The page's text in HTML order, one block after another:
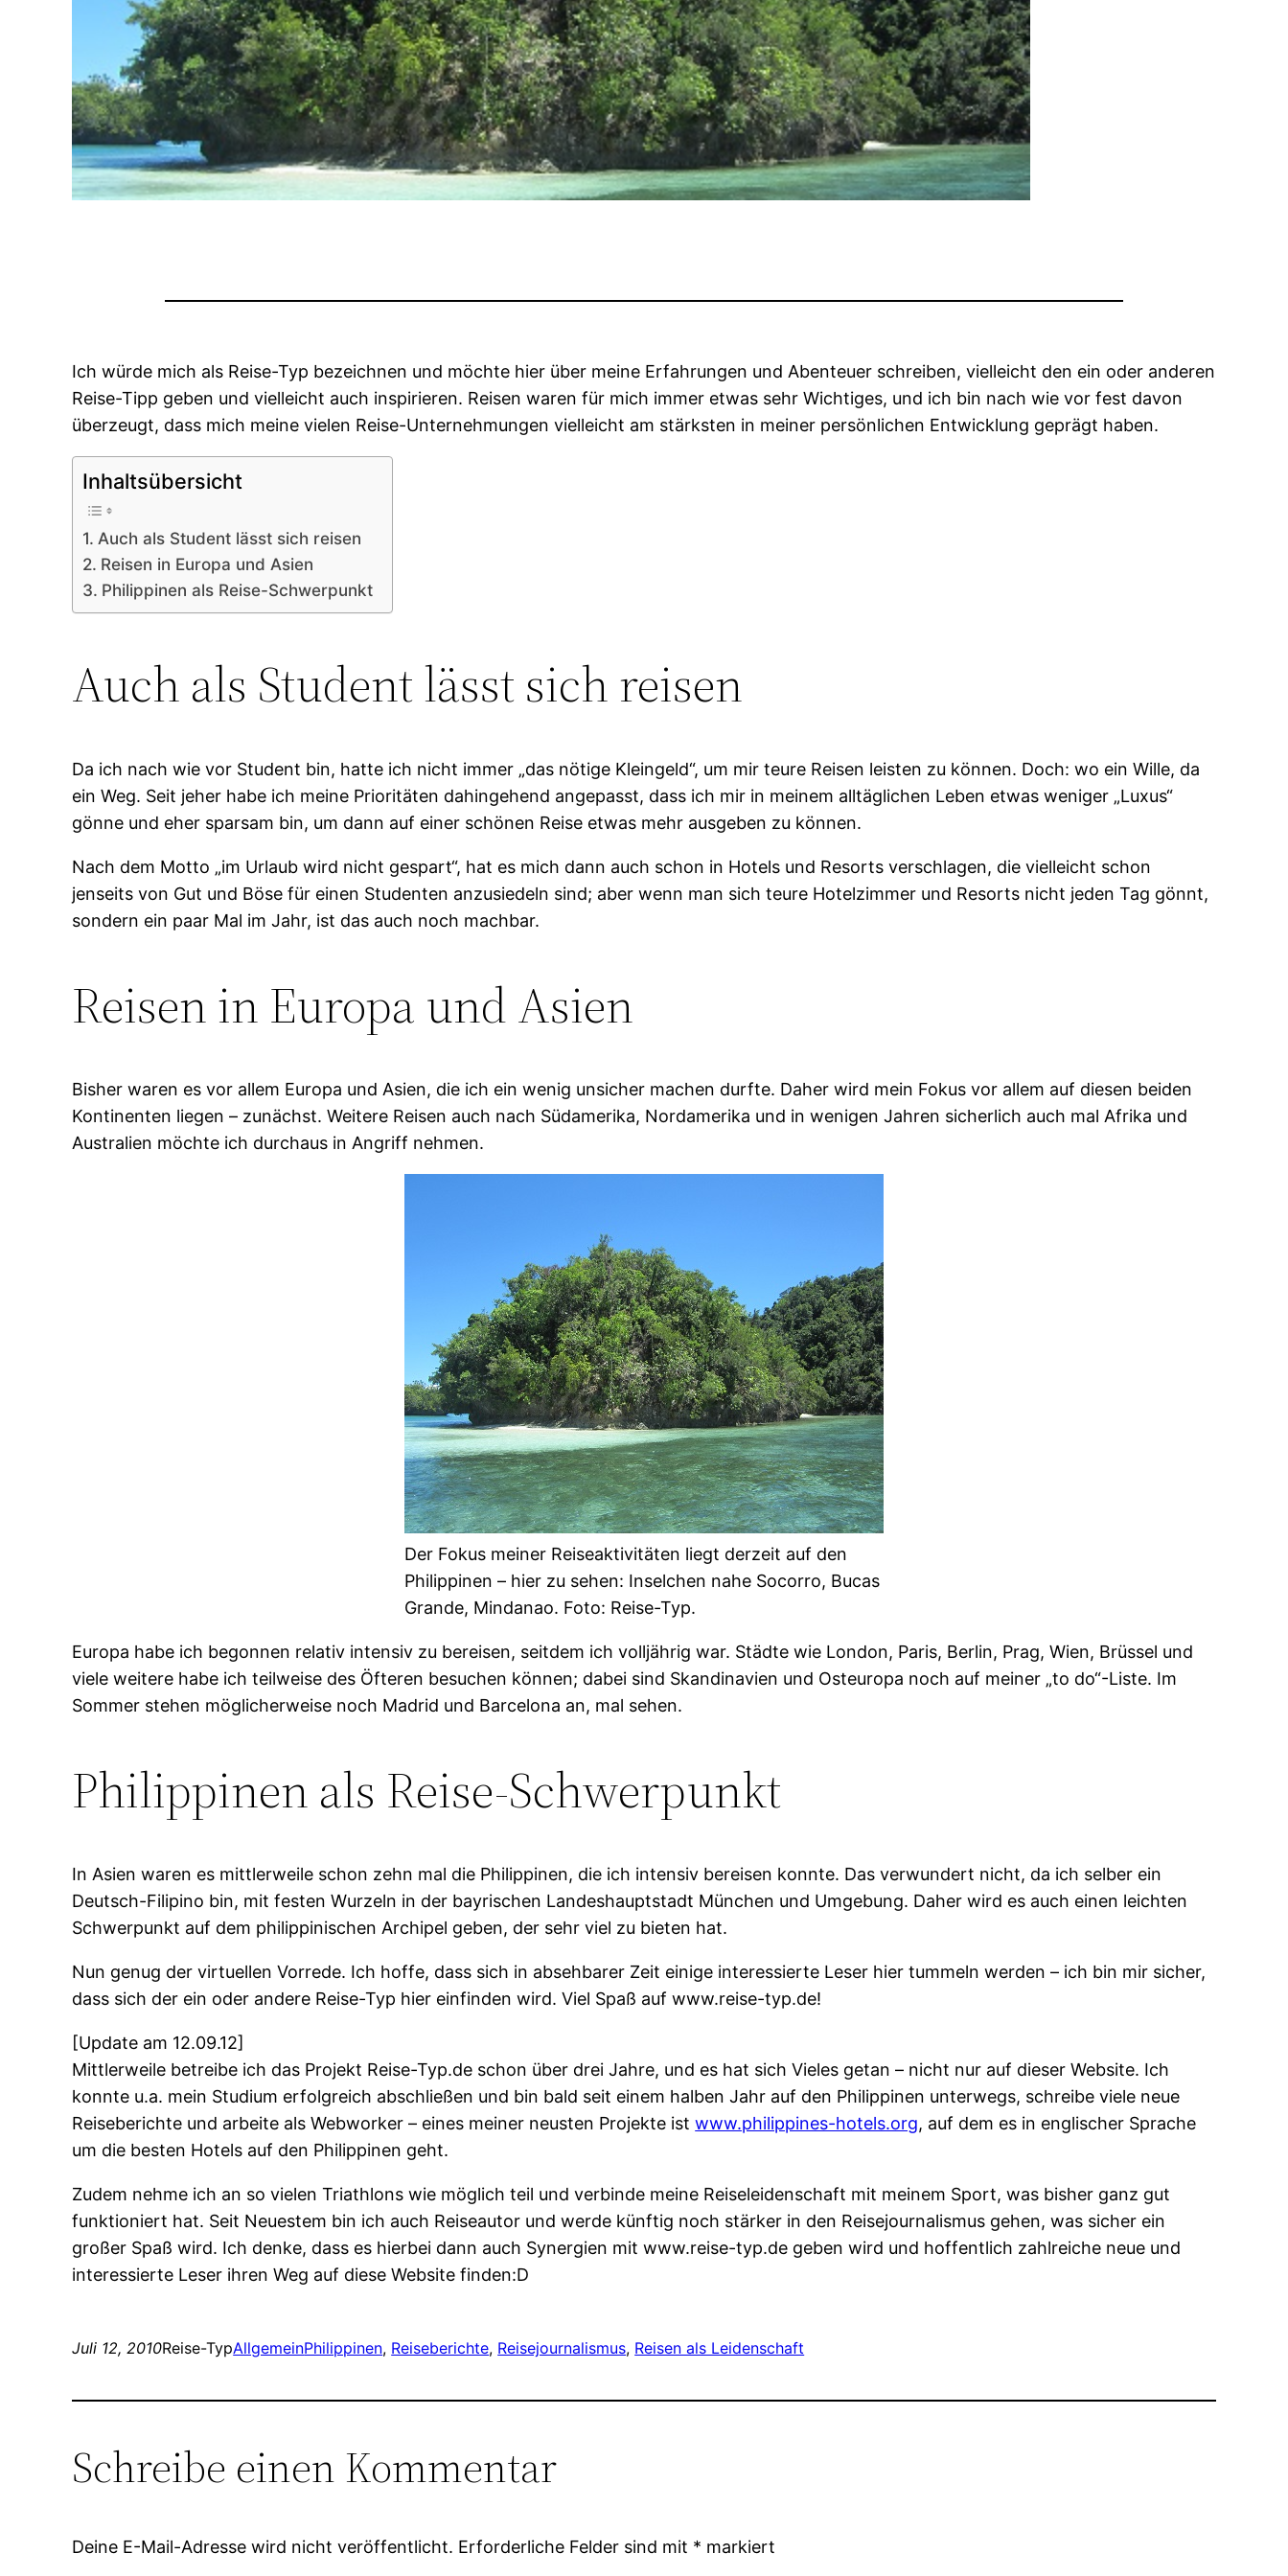
Ich würde mich als Reise-Typ bezeichnen und möchte hier über meine Erfahrungen und Abenteuer schreiben, vielleicht den ein oder anderen
Reise-Tipp geben und vielleicht auch inspirieren. Reisen waren für mich immer etwas sehr Wichtiges, und ich bin nach wie vor fest davon
überzeugt, dass mich meine vielen Reise-Unternehmungen vielleicht am stärksten in meiner persönlichen Entwicklung geprägt haben.
Inhaltsübersicht
Auch als Student lässt sich reisen
Reisen in Europa und Asien
Philippinen als Reise-Schwerpunkt
Auch als Student lässt sich reisen
Da ich nach wie vor Student bin, hatte ich nicht immer „das nötige Kleingeld“, um mir teure Reisen leisten zu können. Doch: wo ein Wille, da
ein Weg. Seit jeher habe ich meine Prioritäten dahingehend angepasst, dass ich mir in meinem alltäglichen Leben etwas weniger „Luxus“
gönne und eher sparsam bin, um dann auf einer schönen Reise etwas mehr ausgeben zu können.
Nach dem Motto „im Urlaub wird nicht gespart“, hat es mich dann auch schon in Hotels und Resorts verschlagen, die vielleicht schon
jenseits von Gut und Böse für einen Studenten anzusiedeln sind; aber wenn man sich teure Hotelzimmer und Resorts nicht jeden Tag gönnt,
sondern ein paar Mal im Jahr, ist das auch noch machbar.
Reisen in Europa und Asien
Bisher waren es vor allem Europa und Asien, die ich ein wenig unsicher machen durfte. Daher wird mein Fokus vor allem auf diesen beiden
Kontinenten liegen – zunächst. Weitere Reisen auch nach Südamerika, Nordamerika und in wenigen Jahren sicherlich auch mal Afrika und
Australien möchte ich durchaus in Angriff nehmen.
Der Fokus meiner Reiseaktivitäten liegt derzeit auf den
Philippinen – hier zu sehen: Inselchen nahe Socorro, Bucas
Grande, Mindanao. Foto: Reise-Typ.
Europa habe ich begonnen relativ intensiv zu bereisen, seitdem ich volljährig war. Städte wie London, Paris, Berlin, Prag, Wien, Brüssel und
viele weitere habe ich teilweise des Öfteren besuchen können; dabei sind Skandinavien und Osteuropa noch auf meiner „to do“-Liste. Im
Sommer stehen möglicherweise noch Madrid und Barcelona an, mal sehen.
Philippinen als Reise-Schwerpunkt
In Asien waren es mittlerweile schon zehn mal die Philippinen, die ich intensiv bereisen konnte. Das verwundert nicht, da ich selber ein
Deutsch-Filipino bin, mit festen Wurzeln in der bayrischen Landeshauptstadt München und Umgebung. Daher wird es auch einen leichten
Schwerpunkt auf dem philippinischen Archipel geben, der sehr viel zu bieten hat.
Nun genug der virtuellen Vorrede. Ich hoffe, dass sich in absehbarer Zeit einige interessierte Leser hier tummeln werden – ich bin mir sicher,
dass sich der ein oder andere Reise-Typ hier einfinden wird. Viel Spaß auf www.reise-typ.de!
[Update am 12.09.12]
Mittlerweile betreibe ich das Projekt Reise-Typ.de schon über drei Jahre, und es hat sich Vieles getan – nicht nur auf dieser Website. Ich
konnte u.a. mein Studium erfolgreich abschließen und bin bald seit einem halben Jahr auf den Philippinen unterwegs, schreibe viele neue
Reiseberichte und arbeite als Webworker – eines meiner neusten Projekte istwww.philippines-hotels.org, auf dem es in englischer Sprache
um die besten Hotels auf den Philippinen geht.
Zudem nehme ich an so vielen Triathlons wie möglich teil und verbinde meine Reiseleidenschaft mit meinem Sport, was bisher ganz gut
funktioniert hat. Seit Neuestem bin ich auch Reiseautor und werde künftig noch stärker in den Reisejournalismus gehen, was sicher ein
großer Spaß wird. Ich denke, dass es hierbei dann auch Synergien mit www.reise-typ.de geben wird und hoffentlich zahlreiche neue und
interessierte Leser ihren Weg auf diese Website finden:D
Juli 12, 2010Reise-TypAllgemeinPhilippinen, Reiseberichte, Reisejournalismus, Reisen als Leidenschaft
Schreibe einen Kommentar
Deine E-Mail-Adresse wird nicht veröffentlicht. Erforderliche Felder sind mit * markiert